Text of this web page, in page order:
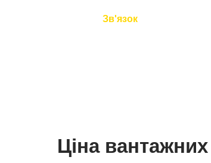
Зв'язок
Ціна